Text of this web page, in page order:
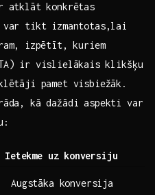
atklāt konkrētas
var tikt izmantotas,lai
⁢izpētīt, kuriem‍
ir vislielākais ⁢klikšķu
pamet visbiežāk.
kā dažādi aspekti var
Ietekme uz ⁤konversiju
Augstāka konversija